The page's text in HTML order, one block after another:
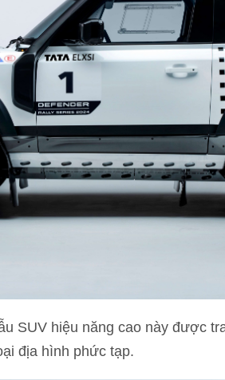
SUV hiệu năng cao này được
địa hình phức tạp.